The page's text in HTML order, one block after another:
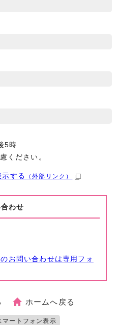
5時
ください。
する （外部リンク）
わせ
お問い合わせは専用フォ
ホームへ戻る
マートフォン表示